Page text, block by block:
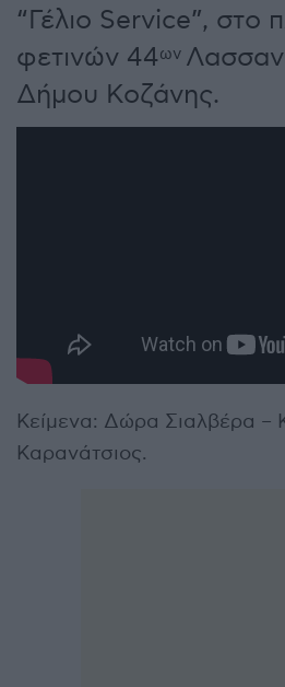
“Γέλιο Service”, στο
φετινών 44ων
Δήμου Κοζάνης.
Κείμενα: Δώρα Σιαλβέρα –
Καρανάτσιος.